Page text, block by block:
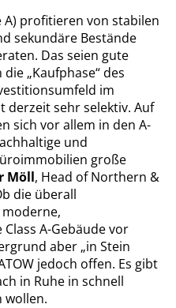
A) profitieren von stabilen
sekundäre Bestände
Das seien gute
„Kaufphase“ des
im
derzeit sehr selektiv. Auf
sich vor allem in den A-
und
große
Möll, Head of Northern &
die überall
A-Gebäude vor
aber „in Stein
jedoch offen. Es gibt
in Ruhe in schnell
wollen.